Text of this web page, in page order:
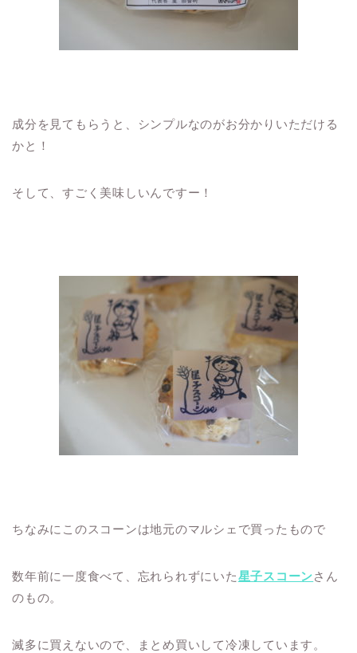
成分を見てもらうと、シンプルなのがお分かりいただける
かと！
そして、すごく美味しいんですー！
ちなみにこのスコーンは地元のマルシェで買ったもので
数年前に一度食べて、忘れられずにいた星子スコーンさん
のもの。
滅多に買えないので、まとめ買いして冷凍しています。